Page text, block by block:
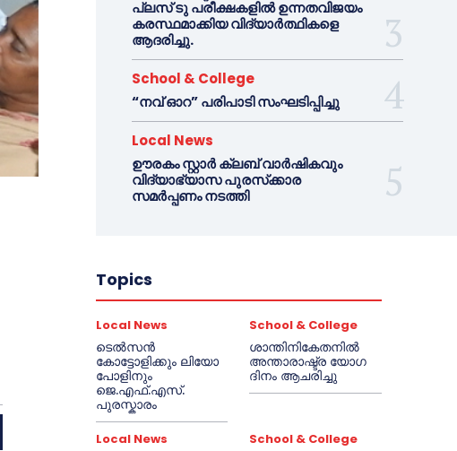
പ്ലസ് ടു പരീക്ഷകളിൽ ഉന്നതവിജയം
കരസ്ഥമാക്കിയ വിദ്യാർത്ഥികളെ
ആദരിച്ചു.
School & College
“നവ് ഓറ” പരിപാടി സംഘടിപ്പിച്ചു
Local News
ഊരകം സ്റ്റാർ ക്ലബ് വാർഷികവും
വിദ്യാഭ്യാസ പുരസ്‌ക്കാര
സമർപ്പണം നടത്തി
Topics
Local News
ടെൽസൻ
കോട്ടോളിക്കും ലിയോ
പോളിനും
ജെ.എഫ്.എസ്.
പുരസ്കാരം
School & College
ശാന്തിനികേതനിൽ
അന്താരാഷ്ട്ര യോഗ
ദിനം ആചരിച്ചു
Local News School & College